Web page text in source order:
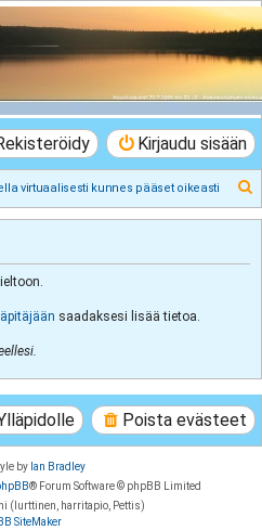
Kirjaudu sisään
virtuaalisesti kunnes pääset oikeasti
saadaksesi lisää tietoa.
Poista evästeet
by Ian Bradley
® Forum Software © phpBB Limited
(lurttinen, harritapio, Pettis)
SiteMaker